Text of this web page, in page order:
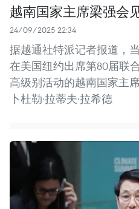
越南国家主席梁强会
24/09/2025 22:34
据越通社特派记者报道，
在美国纽约出席第80届联
高级别活动的越南国家主
卜杜勒·拉蒂夫·拉希德